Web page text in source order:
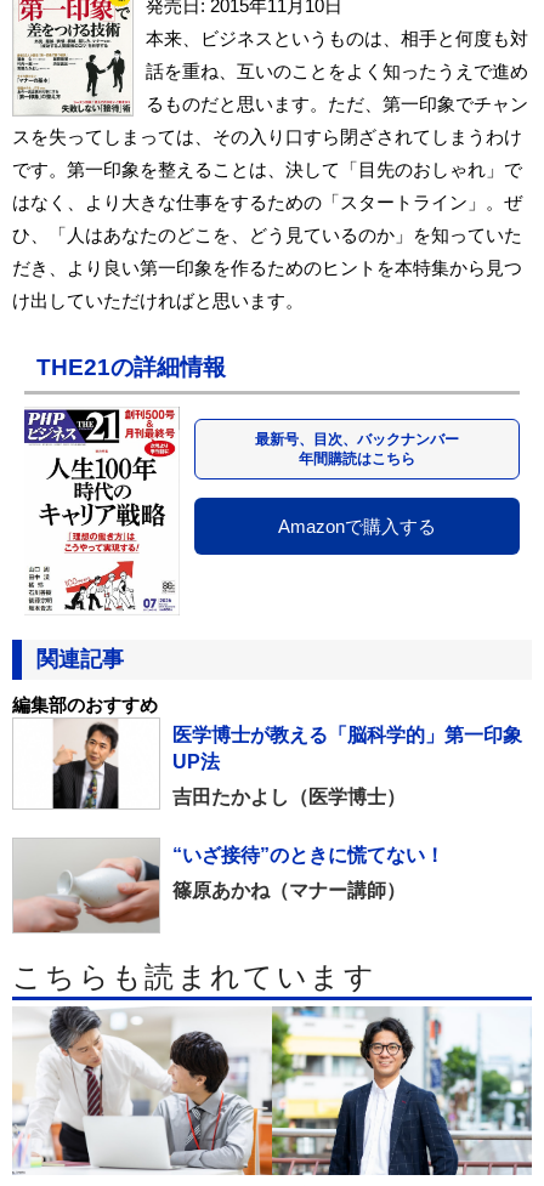
発売日: 2015年11月10日
本来、ビジネスというものは、相手と何度も対
話を重ね、互いのことをよく知ったうえで進め
るものだと思います。ただ、第一印象でチャン
スを失ってしまっては、その入り口すら閉ざされてしまうわけ
です。第一印象を整えることは、決して「目先のおしゃれ」で
はなく、より大きな仕事をするための「スタートライン」。ぜ
ひ、「人はあなたのどこを、どう見ているのか」を知っていた
だき、より良い第一印象を作るためのヒントを本特集から見つ
け出していただければと思います。
THE21の詳細情報
最新号、目次、バックナンバー
年間購読はこちら
Amazonで購入する
関連記事
編集部のおすすめ
医学博士が教える「脳科学的」第一印象
UP法
吉田たかよし（医学博士）
“いざ接待”のときに慌てない！
篠原あかね（マナー講師）
こちらも読まれています